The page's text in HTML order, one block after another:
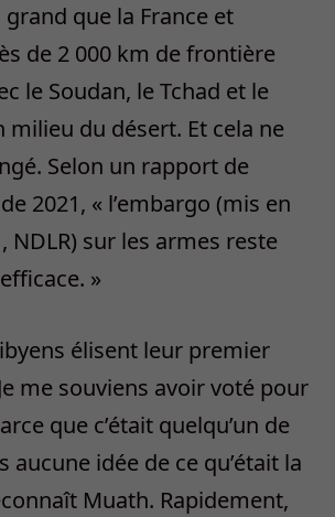
que la France et
de 2 000 km de frontière
le Soudan, le Tchad et le
milieu du désert. Et cela ne
Selon un rapport de
2021, « l’embargo (mis en
NDLR) sur les armes reste
»
élisent leur premier
me souviens avoir voté pour
que c’était quelqu’un de
aucune idée de ce qu’était la
Muath. Rapidement,